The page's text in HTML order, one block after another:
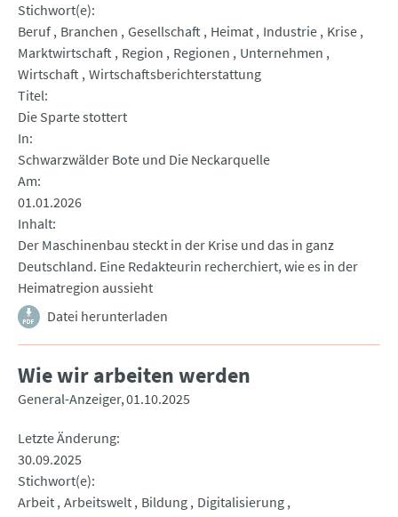
Stichwort(e)
Beruf Branchen Gesellschaft Heimat Industrie Krise
Marktwirtschaft Region Regionen
Unternehmen
Wirtschaft Wirtschaftsberichterstattung
Titel
Die Sparte stottert
In
Schwarzwälder Bote und Die Neckarquelle
Am
01.01.2026
Inhalt
Der Maschinenbau steckt in der Krise und das in ganz
Deutschland. Eine Redakteurin recherchiert, wie es in der
Heimatregion aussieht
Datei herunterladen
Wie wir arbeiten werden
General-Anzeiger 01.10.2025
Letzte Änderung
30.09.2025
Stichwort(e)
Arbeit Arbeitswelt Bildung Digitalisierung